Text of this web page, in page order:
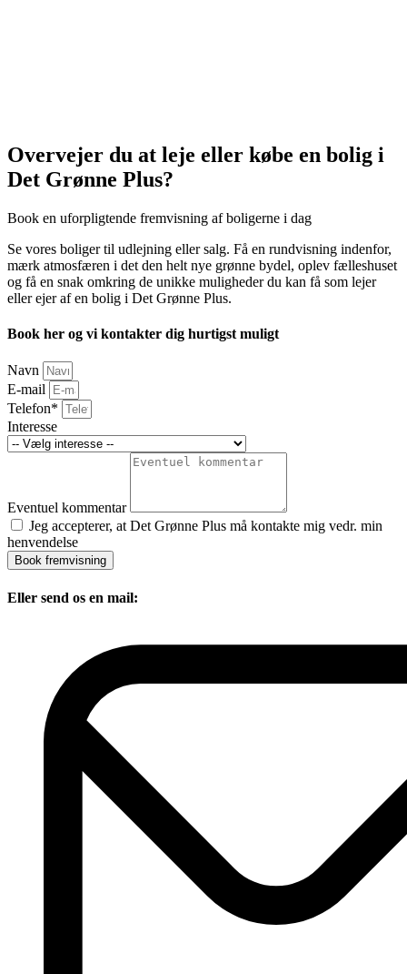
Overvejer du at leje eller købe en bolig i
Det Grønne Plus?
Book en uforpligtende fremvisning af boligerne i dag
Se vores boliger til udlejning eller salg. Få en rundvisning indenfor,
mærk atmosfæren i det den helt nye grønne bydel, oplev fælleshuset
og få en snak omkring de unikke muligheder du kan få som lejer
eller ejer af en bolig i Det Grønne Plus.
Book her og vi kontakter dig hurtigst muligt
Navn
E-mail
Telefon*
Interesse
Eventuel kommentar
Jeg accepterer, at Det Grønne Plus må kontakte mig vedr. min
henvendelse
Book fremvisning
Eller send os en mail: